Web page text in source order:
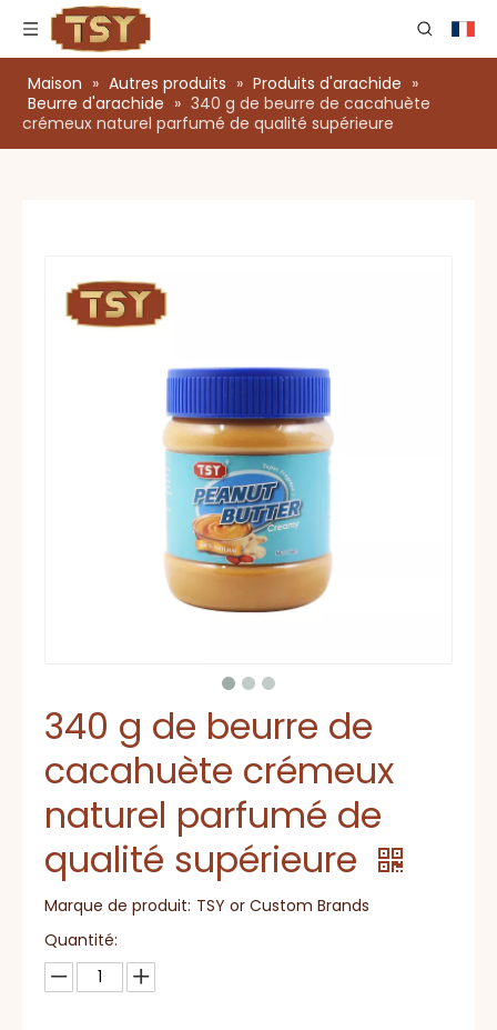
Maison » Autres produits » Produits d'arachide »
Beurre d'arachide » 340 g de beurre de cacahuète
crémeux naturel parfumé de qualité supérieure
340 g de beurre de
cacahuète crémeux
naturel parfumé de
qualité supérieure
Marque de produit: TSY or Custom Brands
Quantité: